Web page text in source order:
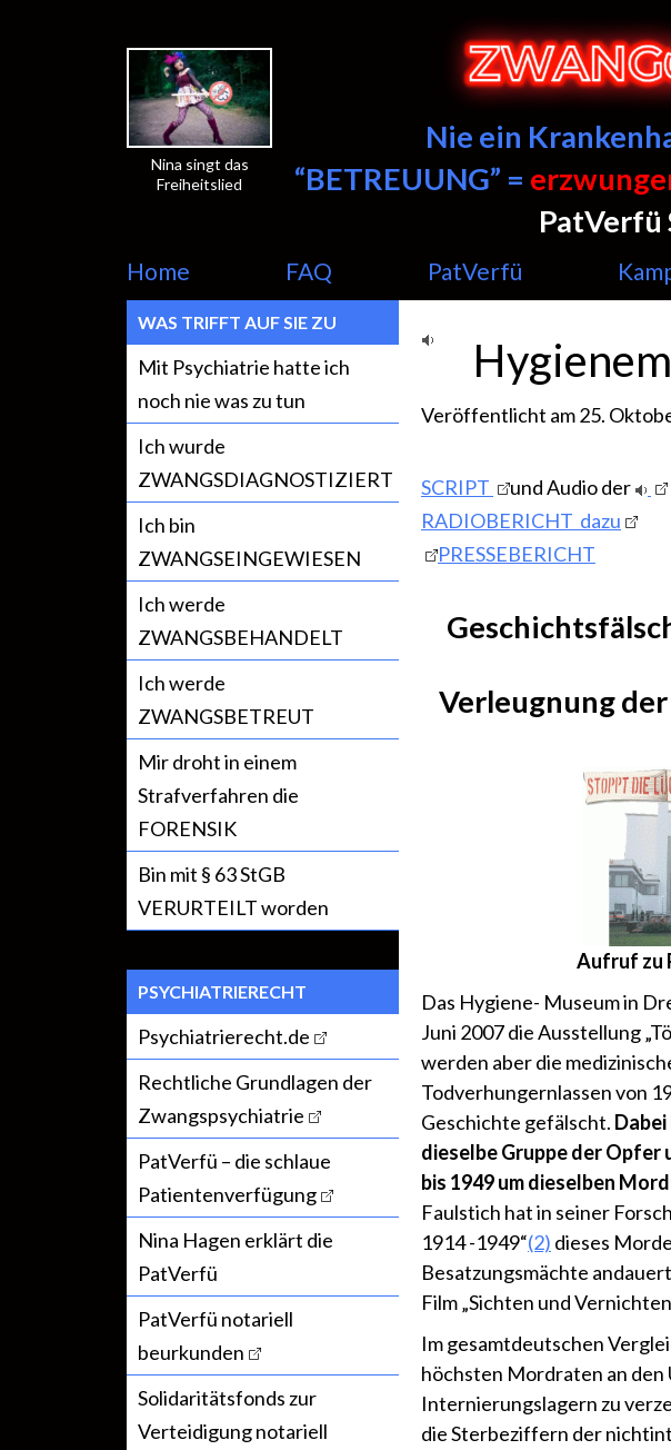
Nina singt das
Freiheitslied
Nie ein
“BETREUUNG” =
PatVerfü
Home FAQ PatVerfü
WAS TRIFFT AUF SIE ZU
Mit Psychiatrie hatte ich
noch nie was zu tun
Ich wurde
ZWANGSDIAGNOSTIZIERT
Ich bin
ZWANGSEINGEWIESEN
Ich werde
ZWANGSBEHANDELT
Ich werde
ZWANGSBETREUT
Mir droht in einem
Strafverfahren die
FORENSIK
Bin mit § 63 StGB
VERURTEILT worden
PSYCHIATRIERECHT
Psychiatrierecht.de
Rechtliche Grundlagen der
Zwangspsychiatrie
PatVerfü – die schlaue
Patientenverfügung
Nina Hagen erklärt die
PatVerfü
PatVerfü notariell
beurkunden
Solidaritätsfonds zur
Verteidigung notariell
Veröffentlicht am 25.
SCRIPT
und Audio der
RADIOBERICHT dazu
PRESSEBERICHT
Verleugnung
Aufruf zu
Das Hygiene- Museum in
Juni 2007 die Ausstellung
werden aber die
Todverhungernlassen von
Geschichte gefälscht.
dieselbe Gruppe der Opfer
bis 1949 um dieselben
Faulstich hat in seiner
1914 -1949“(2) dieses
Besatzungsmächte
Film „Sichten und
Im gesamtdeutschen
höchsten Mordraten an
Internierungslagern zu
die Sterbeziffern der